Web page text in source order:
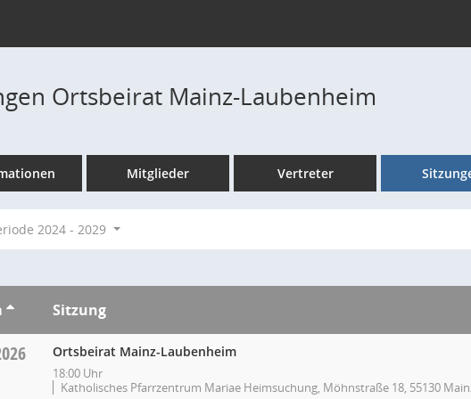
Ortsbeirat Mainz-Laubenheim
Mitglieder Vertreter
2024 - 2029
Sitzung
Ortsbeirat Mainz-Laubenheim
18:00 Uhr
Katholisches Pfarrzentrum Mariae Heimsuchung, Möhnstraße 18, 55130